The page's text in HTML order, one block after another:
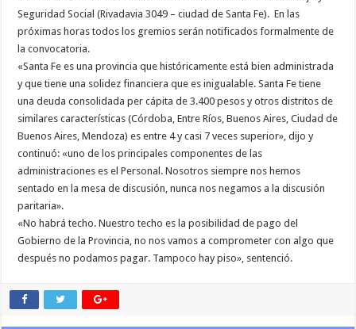
Seguridad Social (Rivadavia 3049 – ciudad de Santa Fe). En las
próximas horas todos los gremios serán notificados formalmente de
la convocatoria.
«Santa Fe es una provincia que históricamente está bien administrada
y que tiene una solidez financiera que es inigualable. Santa Fe tiene
una deuda consolidada per cápita de 3.400 pesos y otros distritos de
similares características (Córdoba, Entre Ríos, Buenos Aires, Ciudad de
Buenos Aires, Mendoza) es entre 4 y casi 7 veces superior», dijo y
continuó: «uno de los principales componentes de las
administraciones es el Personal. Nosotros siempre nos hemos
sentado en la mesa de discusión, nunca nos negamos a la discusión
paritaria».
«No habrá techo. Nuestro techo es la posibilidad de pago del
Gobierno de la Provincia, no nos vamos a comprometer con algo que
después no podamos pagar. Tampoco hay piso», sentenció.